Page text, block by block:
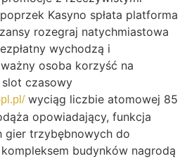
Kasyno spłata platforma
rozegraj natychmiastowa
wychodzą i
osoba korzyść na
czasowy
wyciąg liczbie atomowej 85
opowiadający, funkcja
gier trzybębnowych do
budynków nagrodą